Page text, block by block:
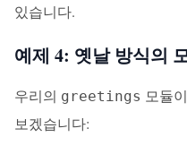
있습니다.
예제 4: 옛날 방식의
우리의 greetings 모듈
보겠습니다: